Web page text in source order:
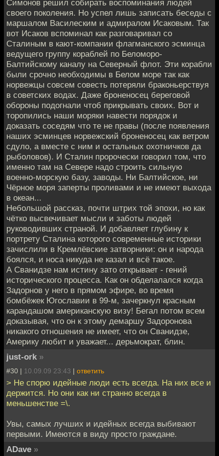
Симонов решил собирать воспоминания людей
своего поколения. Но успел лишь записать беседы с
маршалом Василеским и адмиралом Исаковым. Так
вот Исаков вспоминал как разговаривал со
Сталиным в кают-компании флагманского эсминца
ведущего группу кораблей по Беломоро-
Балтийскому каналу на Северный флот. Эти корабли
были срочно необходимы в Белом море так как
норвежцы совсем совесть потеряли браконьерствуя
в советских водах. Даже броненосец береговой
обороны подогнали чтоб прикрывать своих. Вот и
торопились наши моряки навести порядок и
доказать соседям что те не правы (после появления
наших эсминцев норвежский броненосец как ветром
сдуло, а вместе с ним и остальных охотничков да
рыболовов). И Сталин пророчески говорил том, что
именно там на Севере надо строить сильную
военно-морскую базу, заводы. Ни Балтийское, ни
Чёрное моря заперты проливами и не имеют выхода
в океан...
Небольшой рассказ, почти штрих той эпохи, но как
чётко высвечивает мысли и заботы людей
руководивших страной. И добавляет глубину к
портрету Сталина которого современные историки
зачислили в Кремлёвские затворники: он и народа
боялся, и носа никуда не казал и всё такое.
А Сванидзе нам истину зато открывает - гений
исторического процесса. Как он обделалался когда
Задорнов у него в прямом эфире, во время
бомбёжек Югославии в 99-м, зачеркнул красным
карандашом американскую визу! Бегал потом всем
доказывая, что он к этому демаршу Задоронова
никакого отношения не имеет, что он Сванидзе,
Америку любит и уважает... дерьмократ, блин.
just-ork »
#30 | 10.09.09 23:43 | ответить
> Не спорю идейные люди есть всегда. На них все и
держится. Но они как ни странно всегда в
меньшенстве =\.
Увы, самых лучших и идейных всегда выбивают
первыми. Имеются в виду просто граждане.
ADave »